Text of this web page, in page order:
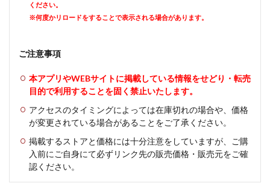
ください。
※何度かリロードをすることで表示される場合があります。
ご注意事項
本アプリやWEBサイトに掲載している情報をせどり・転売
目的で利用することを固く禁止いたします。
アクセスのタイミングによっては在庫切れの場合や、価格
が変更されている場合があることをご了承ください。
掲載するストアと価格には十分注意をしていますが、ご購
入前にご自身にて必ずリンク先の販売価格・販売元をご確
認ください。